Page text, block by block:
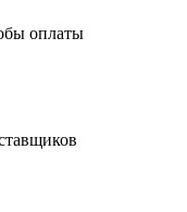
оплаты